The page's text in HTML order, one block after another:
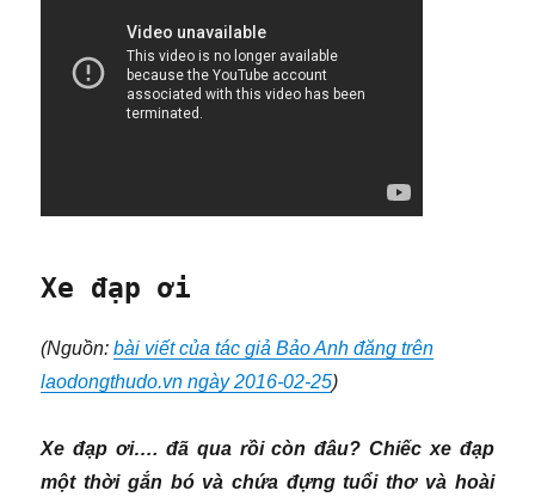
Xe đạp ơi
(Nguồn:bài viết của tác giả Bảo Anh đăng trên
laodongthudo.vn ngày 2016-02-25)
Xe đạp ơi…. đã qua rồi còn đâu? Chiếc xe đạp
một thời gắn bó và chứa đựng tuổi thơ và hoài